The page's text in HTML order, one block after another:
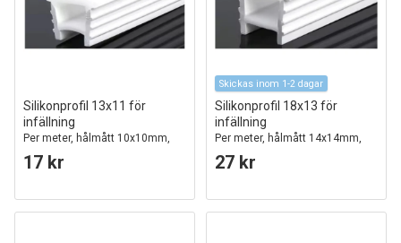
Silikonprofil 13x11 för
infällning
Per meter, hålmått 10x10mm,
passar till 5-8mm bred LED-
remsa
17 kr
Skickas inom 1-2 dagar
Silikonprofil 18x13 för
infällning
Per meter, hålmått 14x14mm,
passar till 8-10mm bred LED-
remsa
27 kr